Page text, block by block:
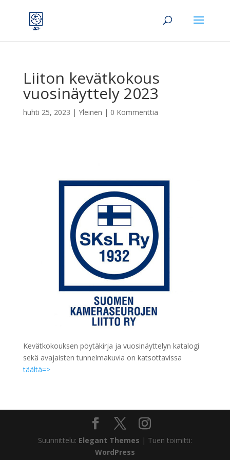
Liiton kevätkokous
vuosinäyttely 2023
huhti 25, 2023 | Yleinen | 0 Kommenttia
Kevätkokouksen pöytäkirja ja vuosinäyttelyn katalogi
sekä avajaisten tunnelmakuvia on katsottavissa
täältä=>
Suunnittelu: Elegant Themes | Tuen toimitti:
WordPress